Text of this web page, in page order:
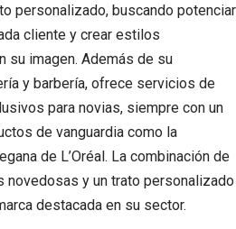
personalizado, buscando potenciar
cliente y crear estilos
su imagen. Además de su
y barbería, ofrece servicios de
para novias, siempre con un
de vanguardia como la
de L’Oréal. La combinación de
novedosas y un trato personalizado
destacada en su sector.